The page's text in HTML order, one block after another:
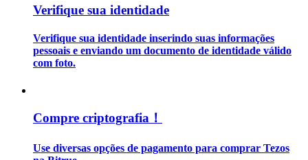
Estratégias de negociação
Aprenda como se manter lucrativo
Verifique sua identidade
Verifique sua identidade inserindo suas informações
pessoais e enviando um documento de identidade válido
com foto.
Compre criptografia！
Use diversas opções de pagamento para comprar Tezos